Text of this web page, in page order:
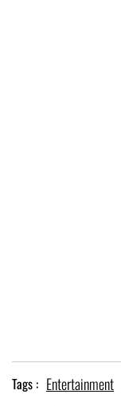
Tags : Entertainment